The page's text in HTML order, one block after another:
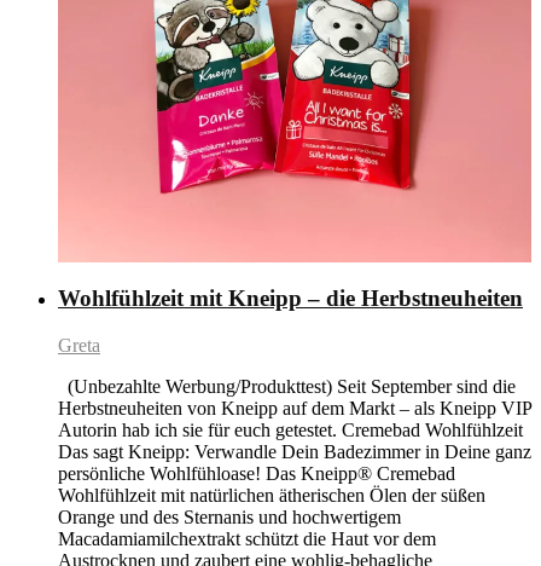
Wohlfühlzeit mit Kneipp – die Herbstneuheiten
Greta
(Unbezahlte Werbung/Produkttest) Seit September sind die
Herbstneuheiten von Kneipp auf dem Markt – als Kneipp VIP
Autorin hab ich sie für euch getestet. Cremebad Wohlfühlzeit
Das sagt Kneipp: Verwandle Dein Badezimmer in Deine ganz
persönliche Wohlfühloase! Das Kneipp® Cremebad
Wohlfühlzeit mit natürlichen ätherischen Ölen der süßen
Orange und des Sternanis und hochwertigem
Macadamiamilchextrakt schützt die Haut vor dem
Austrocknen und zaubert eine wohlig-behagliche